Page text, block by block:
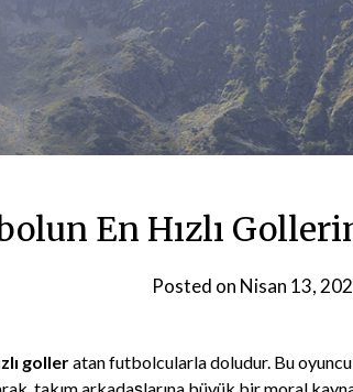
En Hızlı
Posted on Nisan 13,
golleratan futbolcularla doludur. Bu